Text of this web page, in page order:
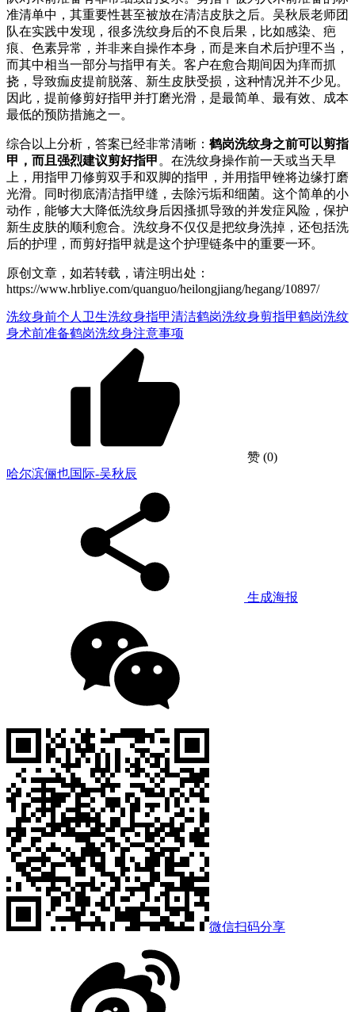
准清单中，其重要性甚至被放在清洁皮肤之后。吴秋辰老师团
队在实践中发现，很多洗纹身后的不良后果，比如感染、疤
痕、色素异常，并非来自操作本身，而是来自术后护理不当，
而其中相当一部分与指甲有关。客户在愈合期间因为痒而抓
挠，导致痂皮提前脱落、新生皮肤受损，这种情况并不少见。
因此，提前修剪好指甲并打磨光滑，是最简单、最有效、成本
最低的预防措施之一。
综合以上分析，答案已经非常清晰： 鹤岗洗纹身之前可以剪指
甲，而且强烈建议剪好指甲 。在洗纹身操作前一天或当天早
上，用指甲刀修剪双手和双脚的指甲，并用指甲锉将边缘打磨
光滑。同时彻底清洁指甲缝，去除污垢和细菌。这个简单的小
动作，能够大大降低洗纹身后因搔抓导致的并发症风险，保护
新生皮肤的顺利愈合。洗纹身不仅仅是把纹身洗掉，还包括洗
后的护理，而剪好指甲就是这个护理链条中的重要一环。
原创文章，如若转载，请注明出处：
https://www.hrbliye.com/quanguo/heilongjiang/hegang/10897/
洗纹身前个人卫生洗纹身指甲清洁鹤岗洗纹身剪指甲鹤岗洗纹
身术前准备鹤岗洗纹身注意事项
赞 (0)
哈尔滨俪也国际-吴秋辰
生成海报
微信扫码分享